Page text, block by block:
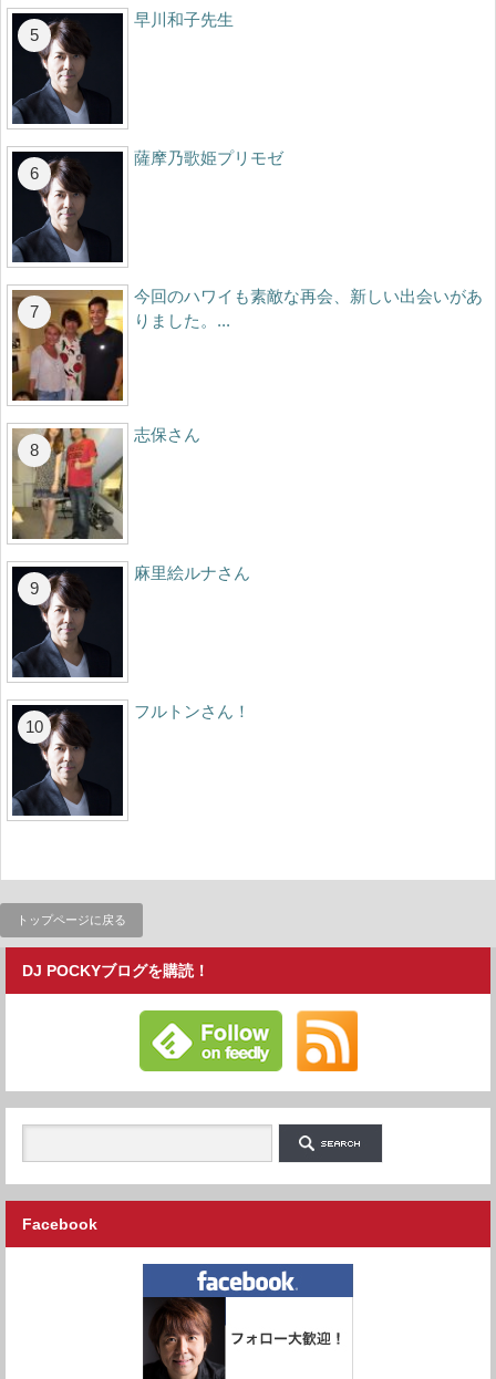
早川和子先生
薩摩乃歌姫プリモゼ
今回のハワイも素敵な再会、新しい出会いがあ
りました。...
志保さん
麻里絵ルナさん
フルトンさん！
トップページに戻る
DJ POCKYブログを購読！
Facebook